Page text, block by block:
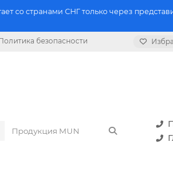
со странами СНГ только через
безопасности